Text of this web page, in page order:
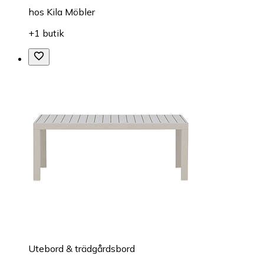
hos Kila Möbler
+1 butik
Utebord & trädgårdsbord